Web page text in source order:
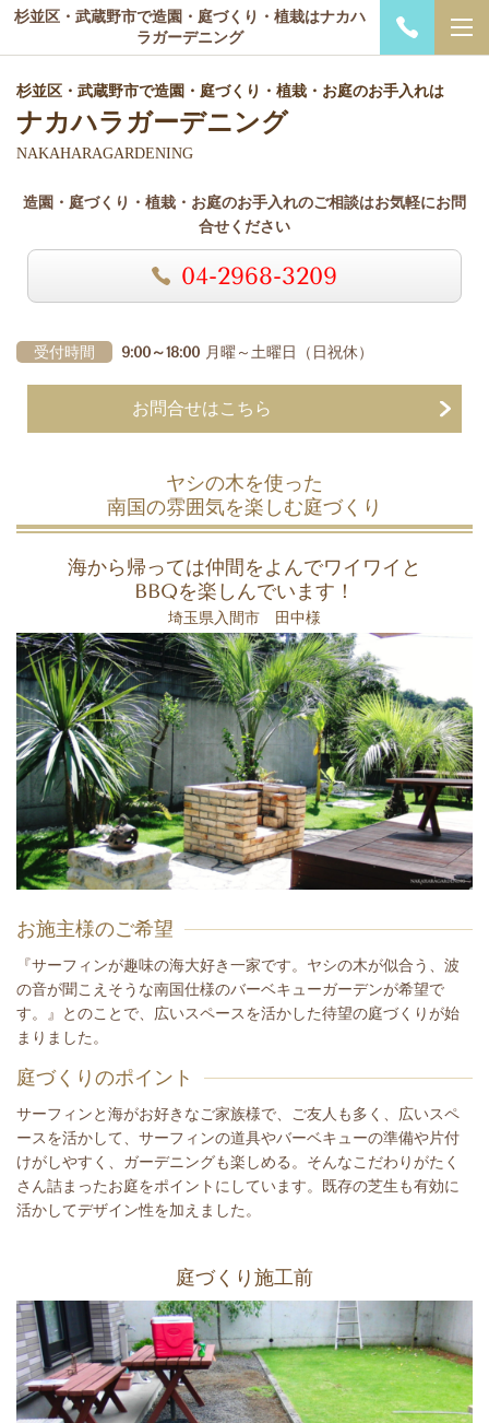
杉並区・武蔵野市で造園・庭づくり・植栽はナカハ
ラガーデニング
杉並区・武蔵野市で造園・庭づくり・植栽・お庭のお手入れは
ナカハラガーデニング
NAKAHARAGARDENING
造園・庭づくり・植栽・お庭のお手入れのご相談はお気軽にお問
合せください
04-2968-3209
受付時間 9:00～18:00 月曜～土曜日 （日祝休）
お問合せはこちら
ヤシの木を使った
南国の雰囲気を楽しむ庭づくり
海から帰っては仲間をよんでワイワイと
BBQを楽しんでいます！
埼玉県入間市 田中様
お施主様のご希望
『サーフィンが趣味の海大好き一家です。ヤシの木が似合う、波
の音が聞こえそうな南国仕様のバーベキューガーデンが希望で
す。』とのことで、広いスペースを活かした待望の庭づくりが始
まりました。
庭づくりのポイント
サーフィンと海がお好きなご家族様で、ご友人も多く、広いスペ
ースを活かして、サーフィンの道具やバーベキューの準備や片付
けがしやすく、ガーデニングも楽しめる。そんなこだわりがたく
さん詰まったお庭をポイントにしています。既存の芝生も有効に
活かしてデザイン性を加えました。
庭づくり施工前